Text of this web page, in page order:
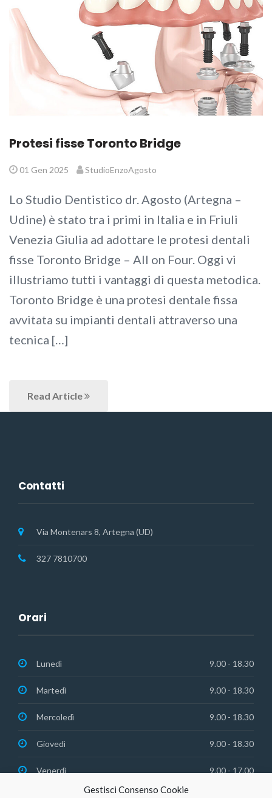
Gestisci Consenso Cookie
Protesi fisse Toronto Bridge
01 Gen 2025 StudioEnzoAgosto
Lo Studio Dentistico dr. Agosto (Artegna –
Udine) è stato tra i primi in Italia e in Friuli
Venezia Giulia ad adottare le protesi dentali
fisse Toronto Bridge – All on Four. Oggi vi
illustriamo tutti i vantaggi di questa metodica.
Toronto Bridge è una protesi dentale fissa
avvitata su impianti dentali attraverso una
tecnica […]
Read Article
Contatti
Via Montenars 8, Artegna (UD)
327 7810700
Orari
Lunedì 9.00 - 18.30
Martedì 9.00 - 18.30
Mercoledì 9.00 - 18.30
Giovedì 9.00 - 18.30
Venerdì 9.00 - 17.00